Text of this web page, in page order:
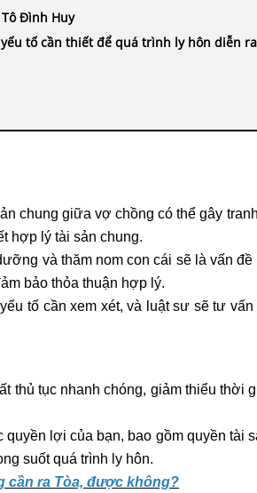
Đình Huy
tố cần thiết để quá trình ly hôn diễn
chung giữa vợ chồng có thể gây
hợp lý tài sản chung.
và thăm nom con cái sẽ là vấn đề
bảo thỏa thuận hợp lý.
tố cần xem xét, và luật sư sẽ tư
thủ tục nhanh chóng, giảm thiểu thời
lợi của bạn, bao gồm quyền tài
suốt quá trình ly hôn.
cần ra Tòa, được không?